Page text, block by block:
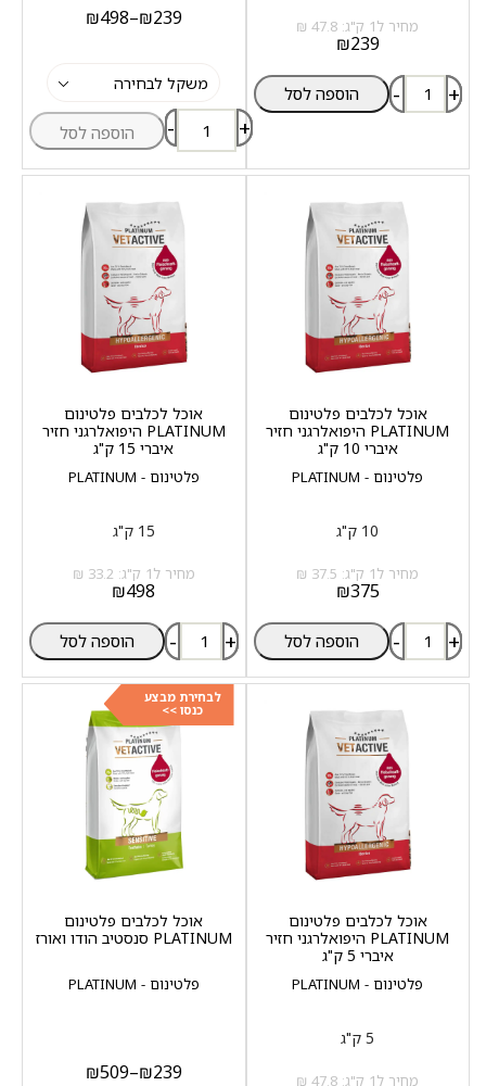
מחיר ל1 ק"ג: 47.8 ₪
₪239
- + הוספה לסל
₪239
–
₪498
- + הוספה לסל
פלטינום - PLATINUM
אוכל לכלבים פלטינום
PLATINUM היפואלרגני חזיר
איברי 10 ק"ג
10 ק"ג
מחיר ל1 ק"ג: 37.5 ₪
₪375
- + הוספה לסל
פלטינום - PLATINUM
אוכל לכלבים פלטינום
PLATINUM היפואלרגני חזיר
איברי 15 ק"ג
15 ק"ג
מחיר ל1 ק"ג: 33.2 ₪
₪498
- + הוספה לסל
פלטינום - PLATINUM
אוכל לכלבים פלטינום
PLATINUM היפואלרגני חזיר
איברי 5 ק"ג
5 ק"ג
מחיר ל1 ק"ג: 47.8 ₪
לבחירת מבצע
כנסו >>
פלטינום - PLATINUM
אוכל לכלבים פלטינום
PLATINUM סנסטיב הודו ואורז
₪239
–
₪509